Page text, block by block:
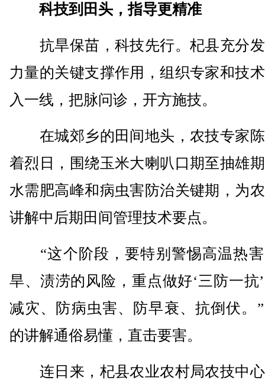
科技到田头，指导更精准
抗旱保苗，科技先行。杞县充分
力量的关键支撑作用，组织专家和技
入一线，把脉问诊，开方施技。
在城郊乡的田间地头，农技专家
着烈日，围绕玉米大喇叭口期至抽雄
水需肥高峰和病虫害防治关键期，为
讲解中后期田间管理技术要点。
“这个阶段，要特别警惕高温热害
旱、渍涝的风险，重点做好‘三防一抗
减灾、防病虫害、防早衰、抗倒伏。
的讲解通俗易懂，直击要害。
连日来，杞县农业农村局农技中